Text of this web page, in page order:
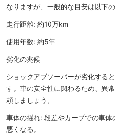
なりますが、一般的な目安は以下
走行距離: 約10万km
使用年数: 約5年
劣化の兆候
ショックアブソーバーが劣化する
す。車の安全性に関わるため、異
頼しましょう。
車体の揺れ: 段差やカーブでの車
悪くなる。